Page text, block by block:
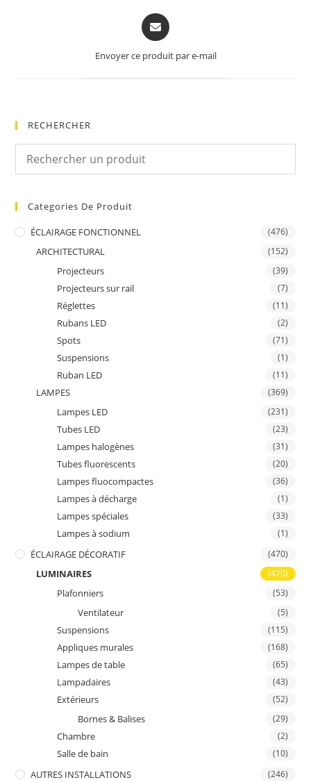
Opens
in
new
Envoyer ce produit par e-mail
RECHERCHER
Categories De Produit
ÉCLAIRAGE FONCTIONNEL (476)
ARCHITECTURAL (152)
Projecteurs (39)
Projecteurs sur rail (7)
Réglettes (11)
Rubans LED (2)
Spots (71)
Suspensions (1)
Ruban LED (11)
LAMPES (369)
Lampes LED (231)
Tubes LED (23)
Lampes halogènes (31)
Tubes fluorescents (20)
Lampes fluocompactes (36)
Lampes à décharge (1)
Lampes spéciales (33)
Lampes à sodium (1)
ÉCLAIRAGE DÉCORATIF (470)
LUMINAIRES (470)
Plafonniers (53)
Ventilateur (5)
Suspensions (115)
Appliques murales (168)
Lampes de table (65)
Lampadaires (43)
Extérieurs (52)
Bornes & Balises (29)
Chambre (2)
Salle de bain (10)
AUTRES INSTALLATIONS (246)